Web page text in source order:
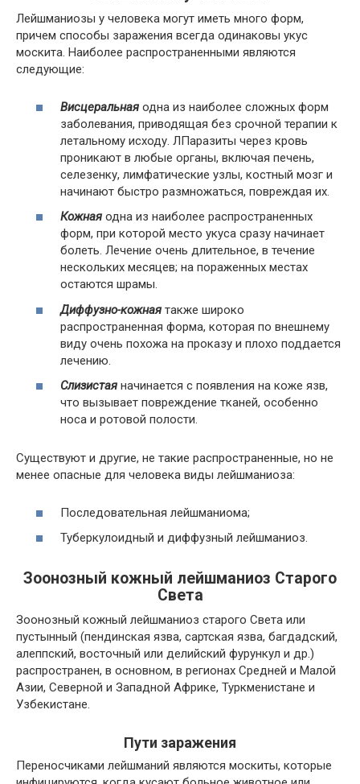
Лейшманиозы у человека могут иметь много форм,
причем способы заражения всегда одинаковы укус
москита. Наиболее распространенными являются
следующие:
Висцеральная одна из наиболее сложных форм
заболевания, приводящая без срочной терапии к
летальному исходу. ЛПаразиты через кровь
проникают в любые органы, включая печень,
селезенку, лимфатические узлы, костный мозг и
начинают быстро размножаться, повреждая их.
Кожная одна из наиболее распространенных
форм, при которой место укуса сразу начинает
болеть. Лечение очень длительное, в течение
нескольких месяцев; на пораженных местах
остаются шрамы.
Диффузно-кожная также широко
распространенная форма, которая по внешнему
виду очень похожа на проказу и плохо поддается
лечению.
Слизистая начинается с появления на коже язв,
что вызывает повреждение тканей, особенно
носа и ротовой полости.
Существуют и другие, не такие распространенные, но не
менее опасные для человека виды лейшманиоза:
Последовательная лейшманиома;
Туберкулоидный и диффузный лейшманиоз.
Зоонозный кожный лейшманиоз Старого
Света
Зоонозный кожный лейшманиоз старого Света или
пустынный (пендинская язва, сартская язва, багдадский,
алеппский, восточный или делийский фурункул и др.)
распространен, в основном, в регионах Средней и Малой
Азии, Северной и Западной Африке, Туркменистане и
Узбекистане.
Пути заражения
Переносчиками лейшманий являются москиты, которые